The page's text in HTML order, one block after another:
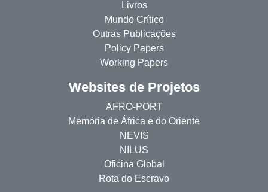
Livros
Mundo Crítico
Outras Publicações
Policy Papers
Working Papers
Websites de Projetos
AFRO-PORT
Memória de África e do Oriente
NEVIS
NILUS
Oficina Global
Rota do Escravo